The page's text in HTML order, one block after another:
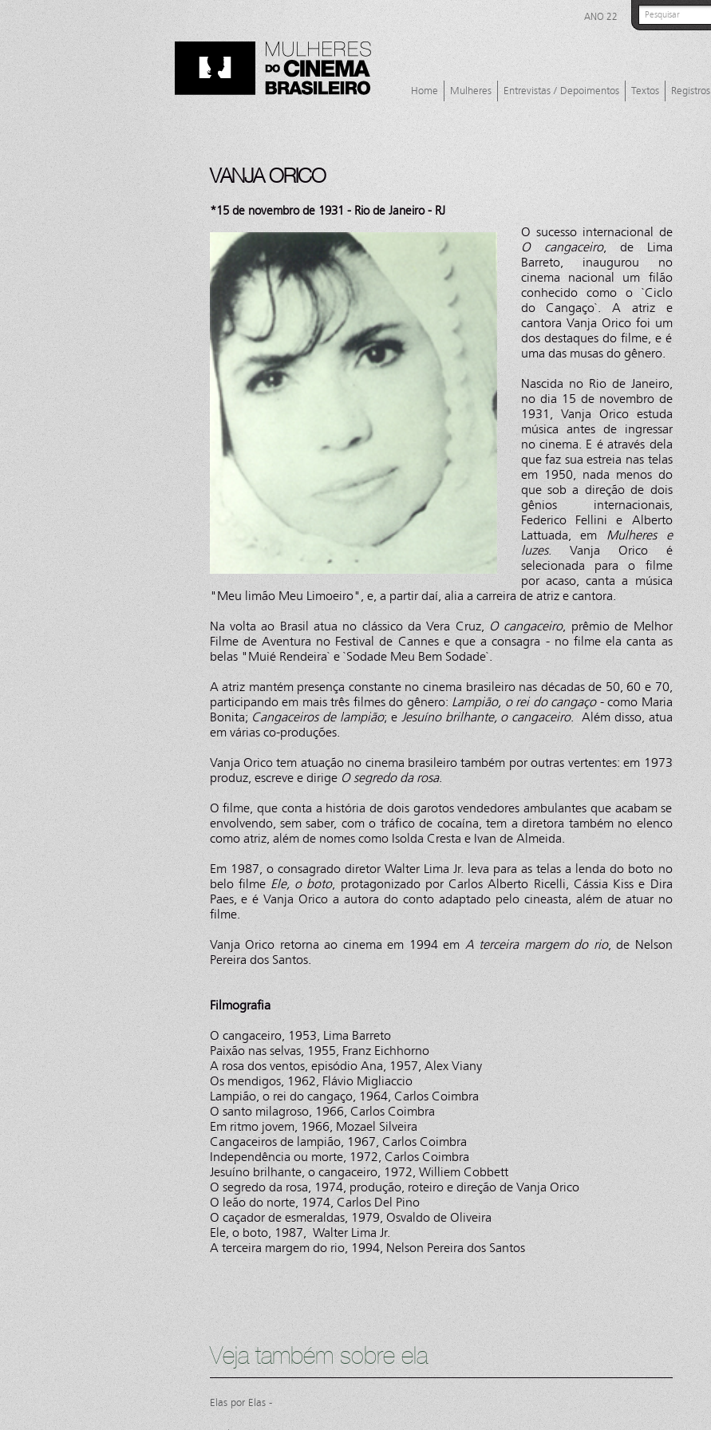
ANO 22
Home Mulheres Entrevistas / Depoimentos Textos Registros
VANJA ORICO
*15 de novembro de 1931 - Rio de Janeiro - RJ
O sucesso internacional de
O cangaceiro, de Lima
Barreto, inaugurou no
cinema nacional um filão
conhecido como o `Ciclo
do Cangaço`. A atriz e
cantora Vanja Orico foi um
dos destaques do filme, e é
uma das musas do gênero.
Nascida no Rio de Janeiro,
no dia 15 de novembro de
1931, Vanja Orico estuda
música antes de ingressar
no cinema. E é através dela
que faz sua estreia nas telas
em 1950, nada menos do
que sob a direção de dois
gênios internacionais,
Federico Fellini e Alberto
Lattuada, em Mulheres e
luzes. Vanja Orico é
selecionada para o filme
por acaso, canta a música
"Meu limão Meu Limoeiro", e, a partir daí, alia a carreira de atriz e cantora.
Na volta ao Brasil atua no clássico da Vera Cruz, O cangaceiro, prêmio de Melhor
Filme de Aventura no Festival de Cannes e que a consagra - no filme ela canta as
belas "Muié Rendeira` e `Sodade Meu Bem Sodade`.
A atriz mantém presença constante no cinema brasileiro nas décadas de 50, 60 e 70,
participando em mais três filmes do gênero: Lampião, o rei do cangaço- como Maria
Bonita; Cangaceiros de lampião; e Jesuíno brilhante, o cangaceiro. Além disso, atua
em várias co-produções.
Vanja Orico tem atuação no cinema brasileiro também por outras vertentes: em 1973
produz, escreve e dirige O segredo da rosa.
O filme, que conta a história de dois garotos vendedores ambulantes que acabam se
envolvendo, sem saber, com o tráfico de cocaína, tem a diretora também no elenco
como atriz, além de nomes como Isolda Cresta e Ivan de Almeida.
Em 1987, o consagrado diretor Walter Lima Jr. leva para as telas a lenda do boto no
belo filme Ele, o boto, protagonizado por Carlos Alberto Ricelli, Cássia Kiss e Dira
Paes, e é Vanja Orico a autora do conto adaptado pelo cineasta, além de atuar no
filme.
Vanja Orico retorna ao cinema em 1994 em A terceira margem do rio, de Nelson
Pereira dos Santos.
Filmografia
O cangaceiro, 1953, Lima Barreto
Paixão nas selvas, 1955, Franz Eichhorno
A rosa dos ventos, episódio Ana, 1957, Alex Viany
Os mendigos, 1962, Flávio Migliaccio
Lampião, o rei do cangaço, 1964, Carlos Coimbra
O santo milagroso, 1966, Carlos Coimbra
Em ritmo jovem, 1966, Mozael Silveira
Cangaceiros de lampião, 1967, Carlos Coimbra
Independência ou morte, 1972, Carlos Coimbra
Jesuíno brilhante, o cangaceiro, 1972, Williem Cobbett
O segredo da rosa, 1974, produção, roteiro e direção de Vanja Orico
O leão do norte, 1974, Carlos Del Pino
O caçador de esmeraldas, 1979, Osvaldo de Oliveira
Ele, o boto, 1987, Walter Lima Jr.
A terceira margem do rio, 1994, Nelson Pereira dos Santos
Veja também sobre ela
Elas por Elas -